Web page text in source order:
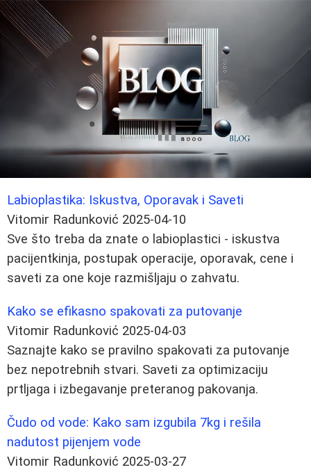
Labioplastika: Iskustva, Oporavak i Saveti
Vitomir Radunković 2025-04-10
Sve što treba da znate o labioplastici - iskustva
pacijentkinja, postupak operacije, oporavak, cene i
saveti za one koje razmišljaju o zahvatu.
Kako se efikasno spakovati za putovanje
Vitomir Radunković 2025-04-03
Saznajte kako se pravilno spakovati za putovanje
bez nepotrebnih stvari. Saveti za optimizaciju
prtljaga i izbegavanje preteranog pakovanja.
Čudo od vode: Kako sam izgubila 7kg i rešila
nadutost pijenjem vode
Vitomir Radunković 2025-03-27